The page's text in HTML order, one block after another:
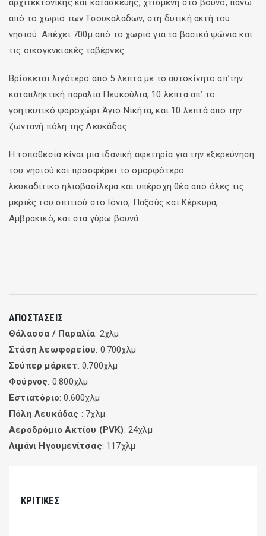
από το χωριό των Τσουκαλάδων, στη δυτική ακτή του
νησιού. Απέχει 700μ από το χωριό για τα βασικά ψώνια και
τις οικογενειακές ταβέρνες.
Βρίσκεται λιγότερο από 5 λεπτά με το αυτοκίνητο απ’την
καταπληκτική παραλία Πευκούλια, 10 λεπτά απ’ το
γοητευτικό ψαροχώρι Άγιο Νικήτα, και 10 λεπτά από την
ζωντανή πόλη της Λευκάδας.
Η τοποθεσία είναι μια ιδανική αφετηρία για την εξερεύνηση
του νησιού και προσφέρει το ομορφότερο
λευκαδίτικο ηλιοβασίλεμα και υπέροχη θέα από όλες τις
μεριές του σπιτιού στο Ιόνιο, Παξούς και Κέρκυρα,
Aμβρακικό, και στα γύρω βουνά.
ΑΠΟΣΤΆΣΕΙΣ
Θάλασσα / Παραλία: 2χλμ
Στάση λεωφορείου: 0.700χλμ
Σούπερ μάρκετ: 0.700χλμ
Φούρνος: 0.800χλμ
Εστιατόριο: 0.600χλμ
Πόλη Λευκάδας : 7χλμ
Αεροδρόμιο Ακτίου (PVK): 24χλμ
Λιμάνι Ηγουμενίτσας: 117χλμ
ΚΡΙΤΙΚΈΣ